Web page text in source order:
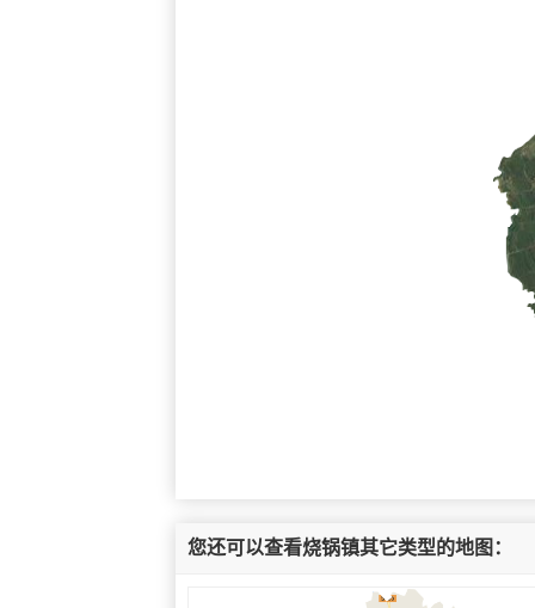
您还可以查看烧锅镇其它类型的地图：